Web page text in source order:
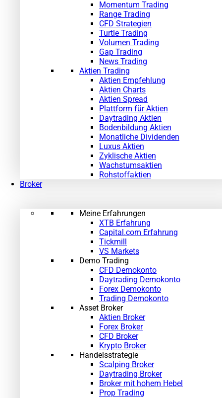
Momentum Trading
Range Trading
CFD Strategien
Turtle Trading
Volumen Trading
Gap Trading
News Trading
Aktien Trading
Aktien Empfehlung
Aktien Charts
Aktien Spread
Plattform für Aktien
Daytrading Aktien
Bodenbildung Aktien
Monatliche Dividenden
Luxus Aktien
Zyklische Aktien
Wachstumsaktien
Rohstoffaktien
Broker
Meine Erfahrungen
XTB Erfahrung
Capital.com Erfahrung
Tickmill
VS Markets
Demo Trading
CFD Demokonto
Daytrading Demokonto
Forex Demokonto
Trading Demokonto
Asset Broker
Aktien Broker
Forex Broker
CFD Broker
Krypto Broker
Handelsstrategie
Scalping Broker
Daytrading Broker
Broker mit hohem Hebel
Prop Trading